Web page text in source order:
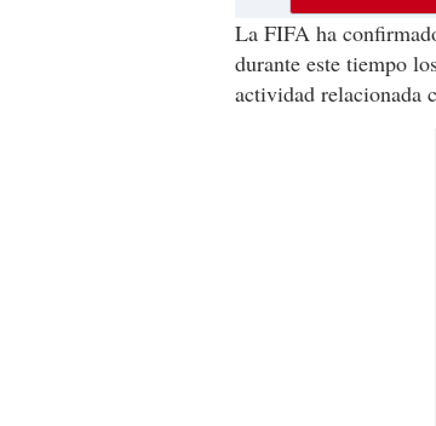
La FIFA ha
durante este tiempo
actividad relacionada